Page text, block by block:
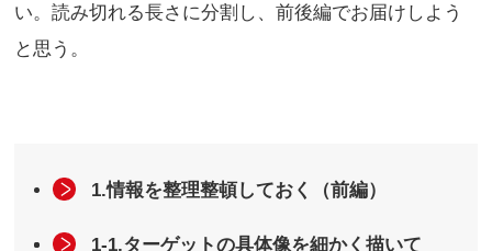
い。読み切れる長さに分割し、前後編でお届けしよう
と思う。
1.情報を整理整頓しておく（前編）
1-1.ターゲットの具体像を細かく描いて